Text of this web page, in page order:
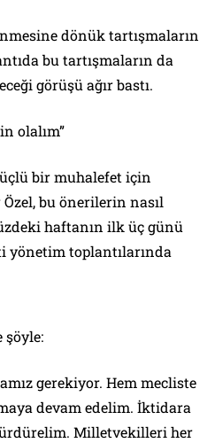
dönük tartışmaların
bu tartışmaların da
görüşü ağır bastı.
olalım”
bir muhalefet için
bu önerilerin nasıl
haftanın ilk üç günü
yönetim toplantılarında
gerekiyor. Hem mecliste
devam edelim. İktidara
Milletvekilleri her